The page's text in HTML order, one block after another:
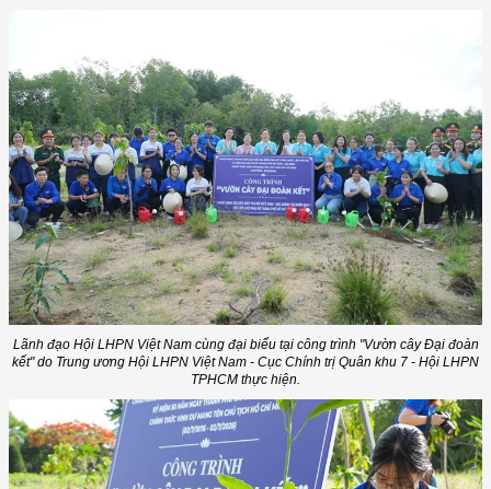
Lãnh đạo Hội LHPN Việt Nam cùng đại biểu tại công trình "Vườn cây Đại đoàn
kết" do Trung ương Hội LHPN Việt Nam - Cục Chính trị Quân khu 7 - Hội LHPN
TPHCM thực hiện.